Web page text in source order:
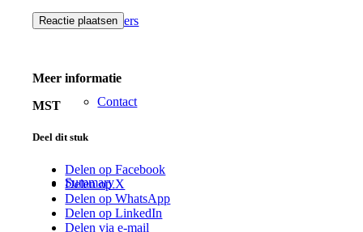
Partners
Contact
Summary
Meer informatie
MST
Deel dit stuk
Delen op Facebook
Delen op X
Delen op WhatsApp
Delen op LinkedIn
Delen via e-mail